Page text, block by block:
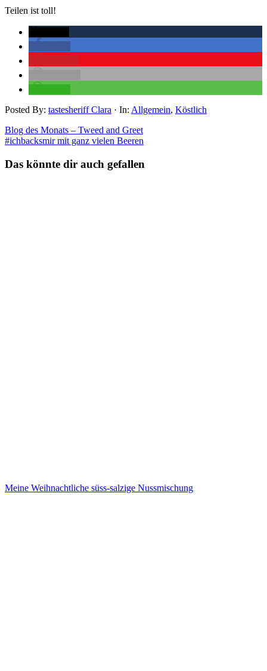
Teilen ist toll!
Posted By: tastesheriff Clara · In: Allgemein, Köstlich
Blog des Monats – Tweed and Greet
#ichbacksmir mit ganz vielen Beeren
Das könnte dir auch gefallen
Meine Weihnachtliche süss-salzige Nussmischung